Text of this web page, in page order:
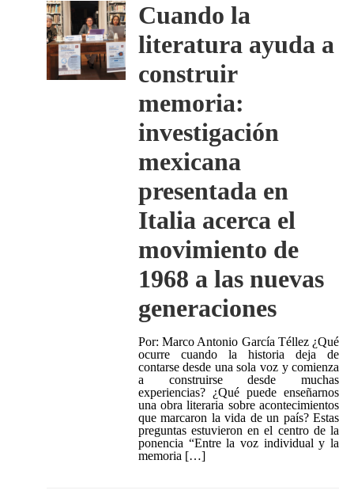
Cuando la
literatura ayuda a
construir
memoria:
investigación
mexicana
presentada en
Italia acerca el
movimiento de
1968 a las nuevas
generaciones
Por: Marco Antonio García Téllez ¿Qué
ocurre cuando la historia deja de
contarse desde una sola voz y comienza
a construirse desde muchas
experiencias? ¿Qué puede enseñarnos
una obra literaria sobre acontecimientos
que marcaron la vida de un país? Estas
preguntas estuvieron en el centro de la
ponencia “Entre la voz individual y la
memoria […]